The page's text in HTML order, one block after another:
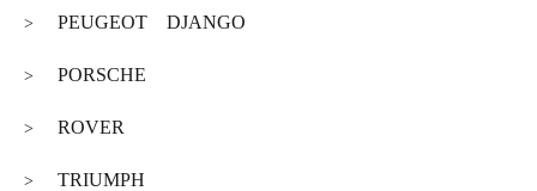
> PEUGEOT DJANGO
> PORSCHE
> ROVER
> TRIUMPH